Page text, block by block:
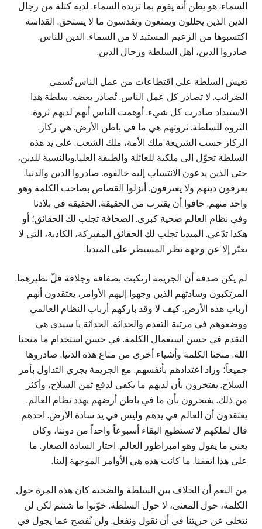
السماء. هو يظن أنه يقوم بما تريده السماء. لديه كتلة من رجال
الدين الذين يحللون ويمنعون ويقدسون ما لا يستحق. القداسة
اكتسبوها من الزعيم المستبد لا من السماء. الدين للناس.
صادروا الدين، أهل السلطة ورجال الدين.
تعيش السلطة على اقتطاعات من عمل الناس تُسمى
الضرائب. لا تصادر كل عمل الناس. تُصادر بعضه. سلطة هذا
الاستبداد صادرت كل شيء. أوهمت الناس أنهم لديهم ثروة.
الثروة للسلطة. ثروتهم هي ما في باطن الأرض. هي ركاز.
الركاز حسب الشريعة ملك الأمة، ملك الشعب. على يد هذه
السلطة تحوّل الى ملكية للعائلة والطبقة العليا.وبالنسبة للدين،
حتى الذين يدعون الانتساب إليه خالفوه. صادروا الدين والدنيا.
يعرفون دينهم ولا يعترفون. أنزلوا القصاص بصاحب الكلمة وهو
واحد منهم. خافوا أن يقترب من الحقيقة. الحقيقة في بلادنا
وفي نظام العالم ضحية كبرى. الصحافة تجلب لك الحقائق؛ أو
هكذا تدّعي. الميديا تجلب لك الحقائق المفبركة، الكاذبة، التي لا
تعبّر إلا عن وجهة نظر المسيطر على الميديا.
لم يكن صدفة أن الجريمة ارتكبت بصفاقة وجلافة قلّ نظيرهما.
المرتكبون وسادتهم الذين وجهوا إليهم الأوامر، يعتقدون أنهم
أرباب هذه الأرض. كيف لا وقد باركهم أرباب النظام العالمي
ووضعوهم في مرتبة التقدم والحداثة. الحداثة يا سيدي هي
التقدم في حسن استعمال الكلمة. في حسن استخدام ما منحنا
الله. منحنا الكلمة وأشياء أخرى من متاع هذه الدنيا. صادروها
جميعاً؛ وزاد اعتدادهم بأنفسهم. مع الجريمة يجري التداول بأمر
السلاح. يفتخرون بأن لديهم ما يكفي لدفع ثمن السلاح، وأكثر
من ذلك. يفتخرون بأن ما في باطن أرضهم يهدد نظام العالم.
يعتقدون أن العالم في يدهم وليس في يد سادة الأرض. احدهم
قال لملكهم لا تستطيع البقاء أسبوعاً واحداً من دوننا، وكان
يعني ما يقول وهو امبراطور العالم. احتار السادة الصغار. ما
على هذا اتفقنا. ما كانت هذه هي الأوامر الموجهة إلينا.
من النعم أن الخلاف بين السلطة والضحية كان هذه المرة حول
الكلمة، حول المعنى، لا حول السلطة. خوّنوا ما شئتم لكن لن
نتخلى عن حريتنا في أن نقول ونفعل. ولن نُفصح عما يجول في